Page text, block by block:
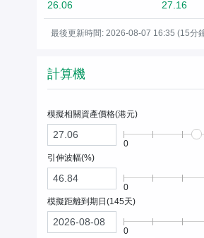
26.06 27.16
最後更新時間: 2026-08-07 16:35 (15分
計算機
模擬相關資產價格(港元)
0
引伸波幅(%)
0
模擬距離到期日(145天)
0